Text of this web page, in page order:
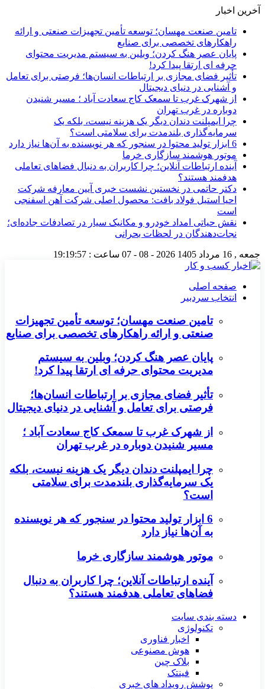
آخرین اخبار
تامین صنعت مهسان؛ توسعه تأمین تجهیزات صنعتی و ارائه
راهکارهای تخصصی برای صنایع
پایان عصر هنگ کردن؛ وبلین به سیستم مدیریت محتوای
حرفه ای ارتقا پیدا کرد!
تأثیر فضای مجازی بر ارتباطات انسان‌ها؛ فرصتی برای تعامل
و آشنایی در دنیای دیجیتال
از شهرک غرب تا سمعک کاج سعادت آباد ؛ مسیر شنیدن
دوباره در غرب تهران
چرا ایمپلنت دندان دیگر یک هزینه نیست، بلکه یک
سرمایه‌گذاری بلندمدت برای سلامتی است؟
6 ابزار تولید محتوا در سنجور که هر نویسنده به آن‌ها نیاز دارد
موتور هوشمند سازگاری خرما
آینده ارتباطات آنلاین؛ چرا کاربران به دنبال فضاهای تعاملی
هدفمند هستند؟
دکتر حاتمی در نخستین نشست خبری آیین معارفه شرکت
احیا استیل فولاد بافت: محصول اصلی شرکت آهن اسفنجی
است
نقش حیاتی امداد خودرو و مکانیک سیار در تصادفات جاده‌ای؛
نجات‌دهندگان در لحظات بحرانی
جمعه , 16 مرداد 1405 2026 - 08 - 07 ساعت : 19:19:58
صفحه اصلی
انتخاب سردبیر
تامین صنعت مهسان؛ توسعه تأمین تجهیزات
صنعتی و ارائه راهکارهای تخصصی برای صنایع
پایان عصر هنگ کردن؛ وبلین به سیستم
مدیریت محتوای حرفه ای ارتقا پیدا کرد!
تأثیر فضای مجازی بر ارتباطات انسان‌ها؛
فرصتی برای تعامل و آشنایی در دنیای دیجیتال
از شهرک غرب تا سمعک کاج سعادت آباد ؛
مسیر شنیدن دوباره در غرب تهران
چرا ایمپلنت دندان دیگر یک هزینه نیست، بلکه
یک سرمایه‌گذاری بلندمدت برای سلامتی
است؟
6 ابزار تولید محتوا در سنجور که هر نویسنده
به آن‌ها نیاز دارد
موتور هوشمند سازگاری خرما
آینده ارتباطات آنلاین؛ چرا کاربران به دنبال
فضاهای تعاملی هدفمند هستند؟
دسته بندی سایت
تکنولوژی
اخبار فناوری
هوش مصنوعی
بلاک چین
فینتک
پوشش رویداد های خبری